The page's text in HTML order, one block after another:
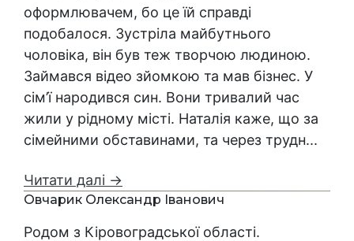
оформлювачем, бо це їй справді
подобалося. Зустріла майбутнього
чоловіка, він був теж творчою людиною.
Займався відео зйомкою та мав бізнес. У
сім’ї народився син. Вони тривалий час
жили у рідному місті. Наталія каже, що за
сімейними обставинами, та через трудн...
Читати далі →
Овчарик Олександр Іванович
Родом з Кіровоградської області.